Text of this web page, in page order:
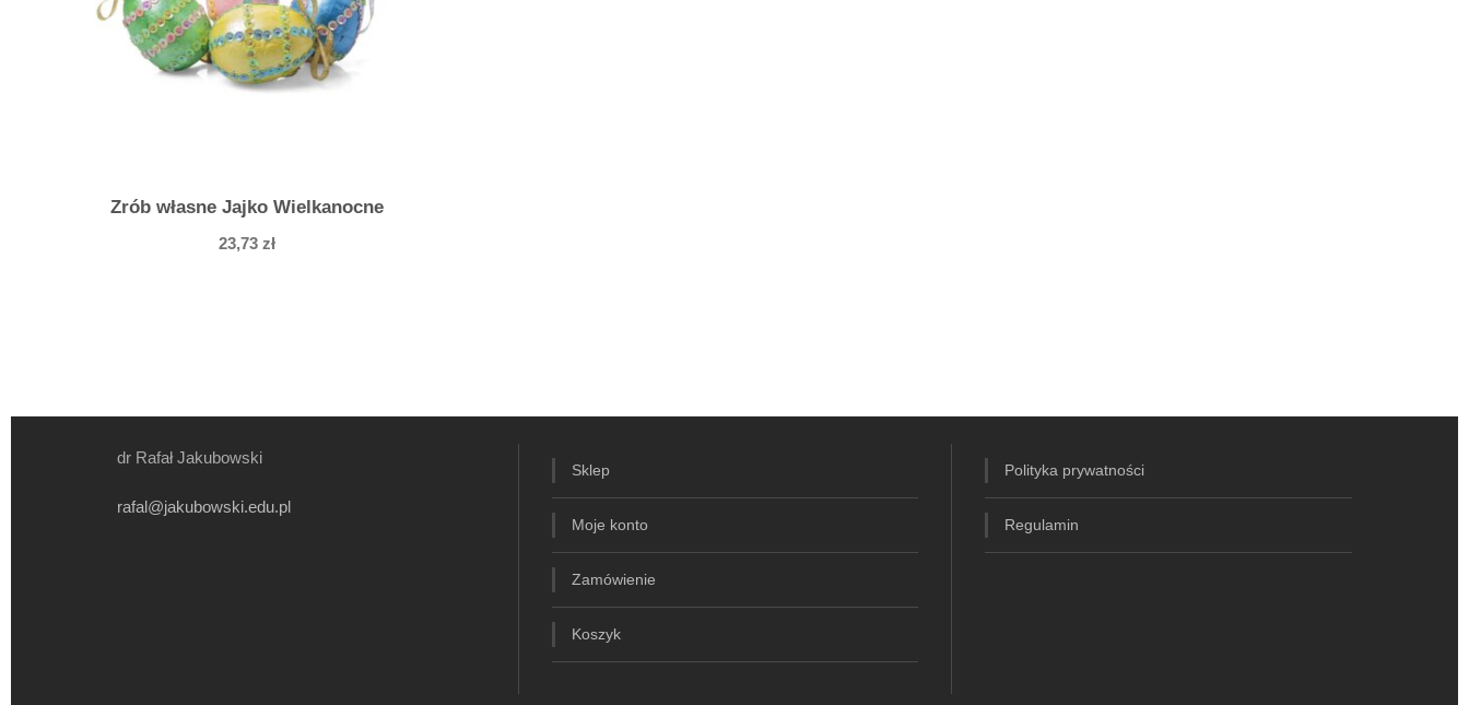
Zrób własne Jajko Wielkanocne
23,73 zł
dr Rafał Jakubowski
rafal@jakubowski.edu.pl
Sklep
Moje konto
Zamówienie
Koszyk
Polityka prywatności
Regulamin